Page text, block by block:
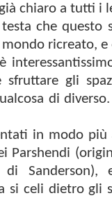
chiaro a tutti i
che questo
mondo ricreato,
gli
di
in modo
Parshendi
Sanderson),
si celi dietro gli